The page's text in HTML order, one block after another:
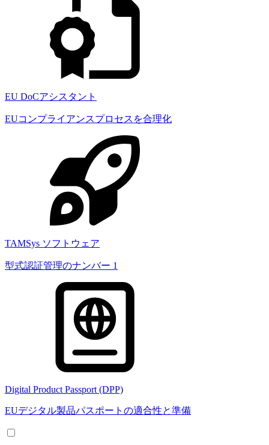
EU DoCアシスタント
EUコンプライアンスプロセスを合理化
TAMSys ソフトウェア
型式認証管理のナンバー 1
Digital Product Passport (DPP)
EUデジタル製品パスポートの適合性と準備